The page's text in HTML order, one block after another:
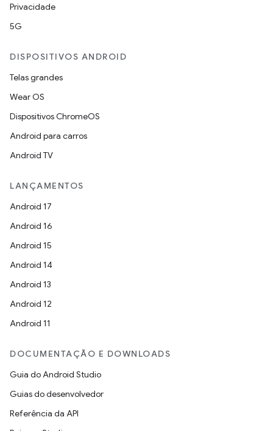
Privacidade
5G
DISPOSITIVOS ANDROID
Telas grandes
Wear OS
Dispositivos ChromeOS
Android para carros
Android TV
LANÇAMENTOS
Android 17
Android 16
Android 15
Android 14
Android 13
Android 12
Android 11
DOCUMENTAÇÃO E DOWNLOADS
Guia do Android Studio
Guias do desenvolvedor
Referência da API